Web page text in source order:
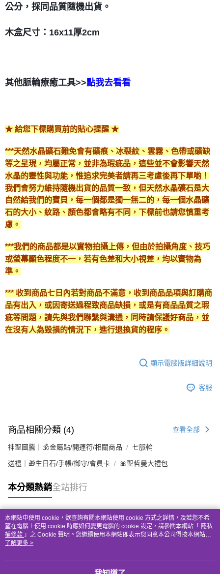
公分，採同品質隨機出貨。
木盒尺寸：16x11厚2cm
其他脈輪療癒工具>>點我去看看
★ 給您下標購買前的貼心提醒 ★
***天然水晶礦石難免會有礦痕、冰裂紋、雲霧、色帶或礦缺
等之呈現，均屬正常，並非為瑕疵品，這些並不會影響天然
水晶的靈性與功能，惟追求完美者請再三考慮後再下單喲！
我們會努力維持隨機出貨的品質一致，但天然水晶礦石是大
自然給我們的寶貝，每一個都是獨一無二的，每一個水晶礦
石的大小、紋路、顏色都會略有不同，下標前也請您慎重考
慮。
***我們的商品都是以實物拍攝上傳，但由於拍攝角度、技巧
或螢幕顯色程度不一，若有色差和大小視差，均以實物為
準。
*** 收到商品七日內若對商品不滿意，收到商品品項與訂購商
品有出入，或因寄送過程致商品缺損，或是有商品品質之瑕
疵等問題，請先與我們聯繫與溝通，同時請保護好商品，並
在沒有人為毀損的情況下，進行退換貨的程序。
顯示電腦版詳細說明
客服
商品相關分類 (4) 查看全部
神聖圖騰｜🕉金屬貼/開運符/相關商品 七脈輪
送禮｜🎁生日石/手帳/御守/會員卡 🎀聖哲曼大禮包
本分類熱銷全站排行
熱門標籤
本網站中使用 cookie，欲查詢有關本網站使用 cookie 方式之詳情，及若您不希
望在電腦上使用 cookie 時應如何變更電腦的 cookie 設定，請參閱本網站「 隱私
權條款 」之 Cookie 聲明。您繼續使用本網站即表示您同意本公司得按本網站使
用條款之 Cookie 聲明使用 cookie。
了解更多 >